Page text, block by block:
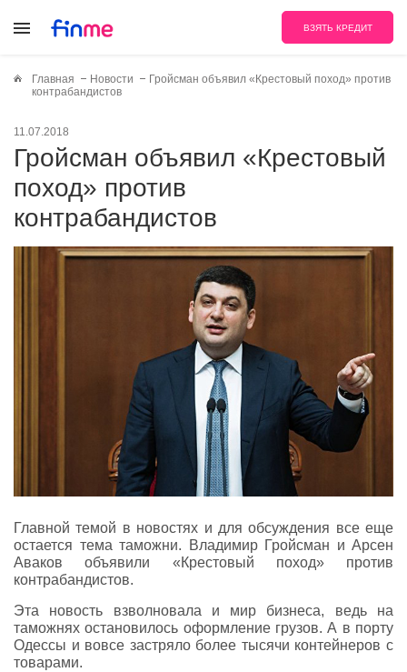
ВЗЯТЬ КРЕДИТ
Главная Новости
Гройсман объявил «Крестовый поход» против
контрабандистов
11.07.2018
Гройсман объявил «Крестовый
поход» против
контрабандистов
Главной темой в новостях и для обсуждения все еще
остается тема таможни. Владимир Гройсман и Арсен
Аваков объявили «Крестовый поход» против
контрабандистов.
Эта новость взволновала и мир бизнеса, ведь на
таможнях остановилось оформление грузов. А в порту
Одессы и вовсе застряло более тысячи контейнеров с
товарами.